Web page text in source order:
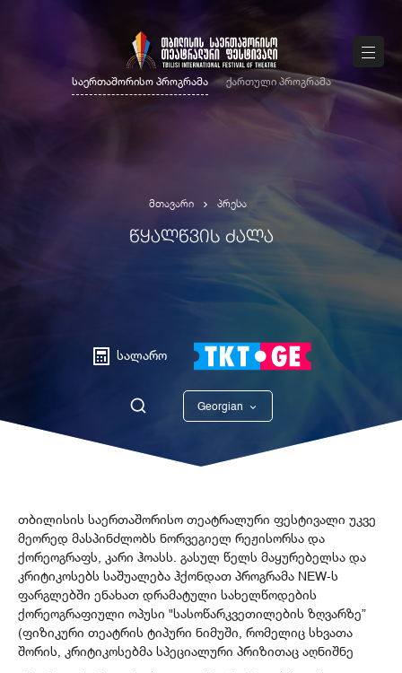
საერთაშორისო პროგრამა ქართული პროგრამა
მთავარი პრესა
ᲬᲧᲐᲚᲬᲕᲘᲡ ᲫᲐᲚᲐ
სალარო
Georgian
თბილისის საერთაშორისო თეატრალური ფესტივალი უკვე
მეორედ მასპინძლობს ნორვეგიელ რეჟისორსა და
ქორეოგრაფს, კარი ჰოასს. გასულ წელს მაყურებელსა და
კრიტიკოსებს საშუალება ჰქონდათ პროგრამა NEW-ს
ფარგლებში ენახათ დრამატული სახელწოდების
ქორეოგრაფიული ოპუსი "სასოწარკვეთილების ზღვარზე”
(ფიზიკური თეატრის ტიპური ნიმუში, რომელიც სხვათა
შორის, კრიტიკოსებმა სპეციალური პრიზითაც აღნიშნე